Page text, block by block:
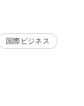
国際ビジネス